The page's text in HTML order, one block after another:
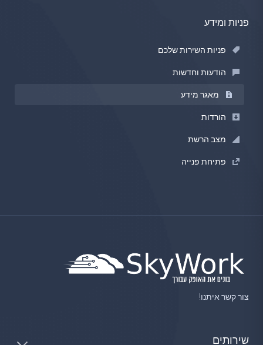
פניות ומידע
פניות השירות שלכם
הודעות וחדשות
מאגר מידע
הורדות
מצב הרשת
פתיחת פנייה
צור קשר איתנו!
שירותים